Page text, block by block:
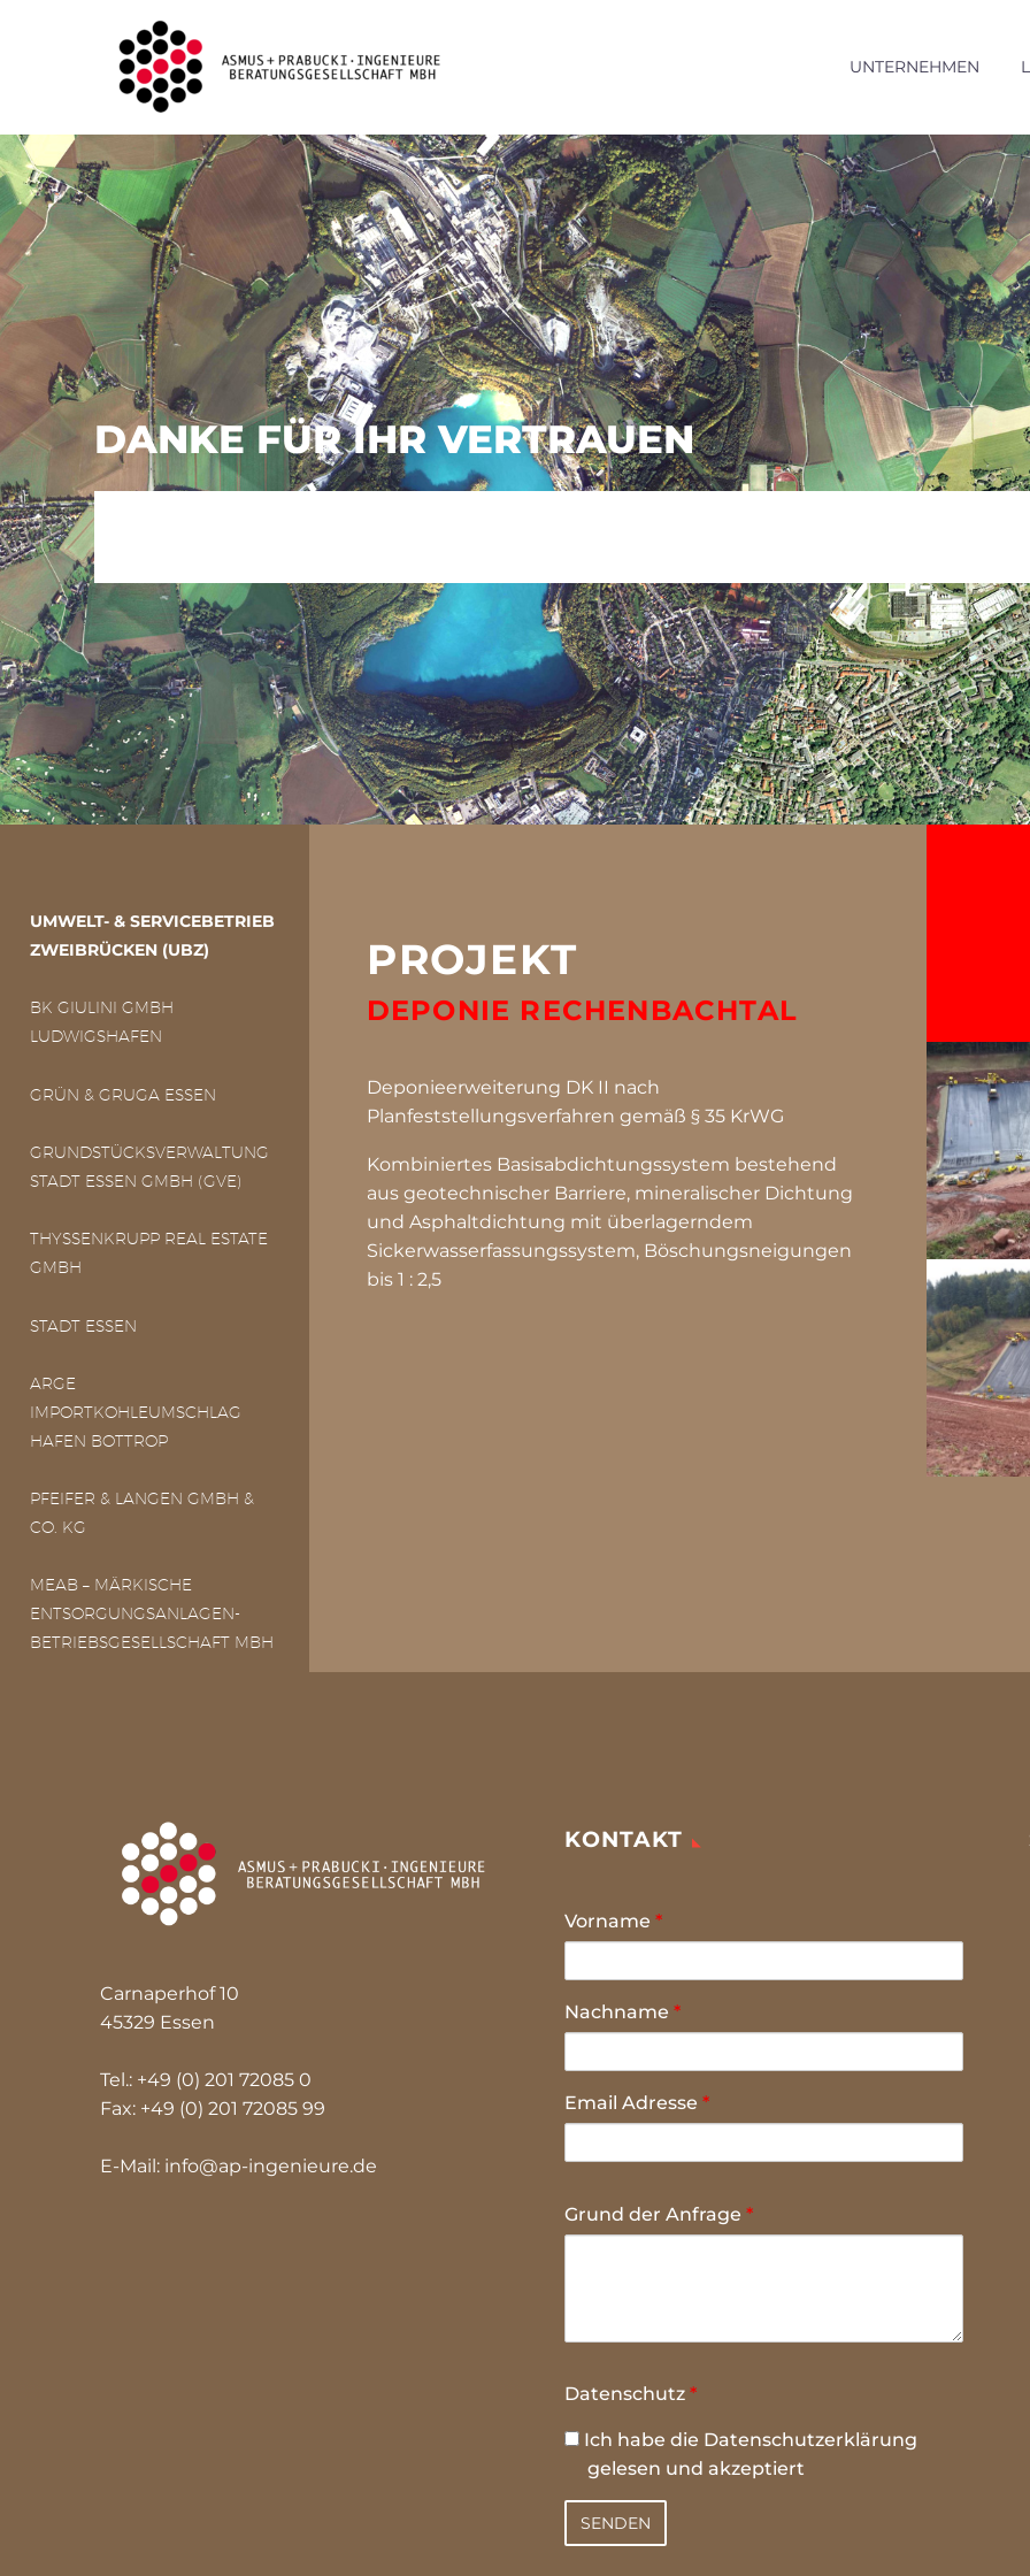
UNTERNEHMEN
DANKE FÜR IHR VERTRAUEN
UMWELT- & SERVICEBETRIEB
ZWEIBRÜCKEN (UBZ)
BK GIULINI GMBH
LUDWIGSHAFEN
GRÜN & GRUGA ESSEN
GRUNDSTÜCKSVERWALTUNG
STADT ESSEN GMBH (GVE)
THYSSENKRUPP REAL ESTATE
GMBH
STADT ESSEN
ARGE
IMPORTKOHLEUMSCHLAG
HAFEN BOTTROP
PFEIFER & LANGEN GMBH &
CO. KG
MEAB – MÄRKISCHE
ENTSORGUNGSANLAGEN-
BETRIEBSGESELLSCHAFT MBH
PROJEKT
DEPONIE RECHENBACHTAL
Deponieerweiterung DK II nach
Planfeststellungsverfahren gemäß § 35 KrWG
Kombiniertes Basisabdichtungssystem bestehend
aus geotechnischer Barriere, mineralischer Dichtung
und Asphaltdichtung mit überlagerndem
Sickerwasserfassungssystem, Böschungsneigungen
bis 1 : 2,5
Carnaperhof 10
45329 Essen
Tel.: +49 (0) 201 72085 0
Fax: +49 (0) 201 72085 99
E-Mail: info@ap-ingenieure.de
KONTAKT
Vorname *
Nachname *
Email Adresse *
Grund der Anfrage *
Datenschutz *
Ich habe die Datenschutzerklärung
gelesen und akzeptiert